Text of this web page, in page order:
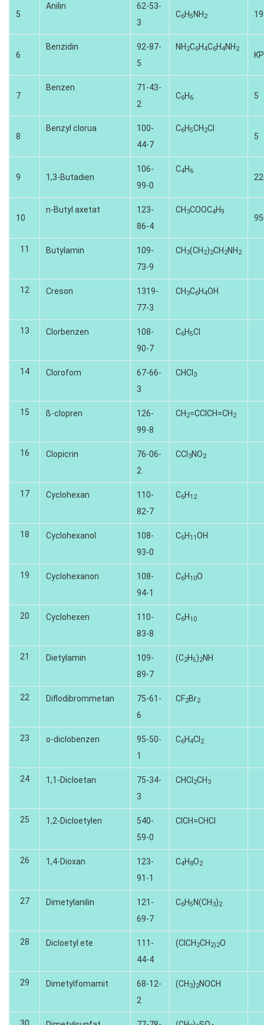
5
Anilin
62-53-
3
C6H5NH2 19
6
Benzidin
92-87-
5
NH2C6H4C6H4NH2
7
Benzen
71-43-
2
C6H6 5
8
Benzyl clorua
100-
44-7
C6H5CH2CI
5
9 1,3-Butadien
106-
99-0
C4H6
10
n-Butyl axetat
123-
86-4
CH3COOC4H9
11 Butylamin
109-
73-9
CH3(CH2)2CH2NH2
12 Creson
1319-
77-3
CH3C6H4OH
13 Clorbenzen
108-
90-7
C6H5CI
14 Clorofom
67-66-
3
CHCI3
15 ß-clopren
126-
99-8
CH2=CCICH=CH2
16 Clopicrin
76-06-
2
CCI3NO2
17 Cyclohexan
110-
82-7
C6H12
18 Cyclohexanol
108-
93-0
C6H11 OH
19 Cyclohexanon
108-
94-1
C6H10O
20 Cyclohexen
110-
83-8
C6H10
21 Dietylamin
109-
89-7
(C2H5)2NH
22 Diflodibrommetan
75-61-
6
CF2Br2
23 o-diclobenzen
95-50-
1
C6H4CI2
24 1,1-Dicloetan
75-34-
3
CHCI2CH3
25 1,2-Dicloetylen
540-
59-0
CICH=CHCI
26 1,4-Dioxan
123-
91-1
C4H8O2
27 Dimetylanilin
121-
69-7
C6H5N(CH3)2
28 Dicloetyl ete
111-
44-4
(CICH2CH2)2O
29 Dimetylfomamit
68-12-
2
(CH3)2NOCH
30